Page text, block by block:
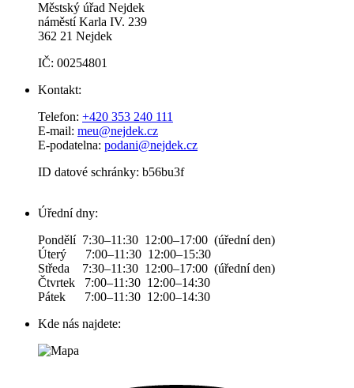
Městský úřad Nejdek
náměstí Karla IV. 239​
362 21 Nejdek
IČ: 00254801
Kontakt:
Telefon: +420 353 240 111
E-mail: meu@nejdek.cz
E-podatelna: podani@nejdek.cz
ID datové schránky: b56bu3f
Úřední dny:
Pondělí 7:30–11:30 12:00–17:00 (úřední den)
Úterý 7:00–11:30 12:00–15:30
Středa 7:30–11:30 12:00–17:00 (úřední den)
Čtvrtek 7:00–11:30 12:00–14:30
Pátek 7:00–11:30 12:00–14:30
Kde nás najdete: